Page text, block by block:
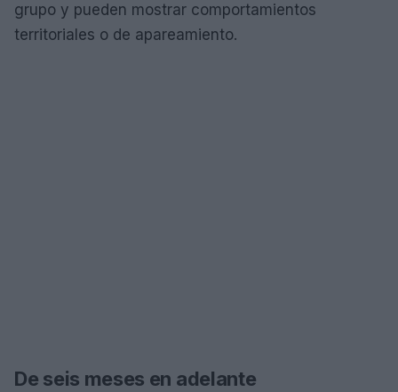
grupo y pueden mostrar comportamientos
territoriales o de apareamiento.
De seis meses en adelante